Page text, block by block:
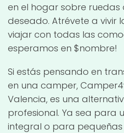
en el hogar sobre ruedas
deseado. Atrévete a vivir
viajar con todas las
esperamos en $nombre!
Si estás pensando en
en una camper,
Valencia, es una
profesional. Ya sea para
integral o para